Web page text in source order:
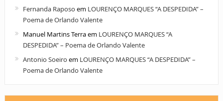
Fernanda Raposo em LOURENÇO MARQUES “A DESPEDIDA” –
Poema de Orlando Valente
Manuel Martins Terraem LOURENÇO MARQUES “A
DESPEDIDA” – Poema de Orlando Valente
Antonio Soeiro em LOURENÇO MARQUES “A DESPEDIDA” –
Poema de Orlando Valente